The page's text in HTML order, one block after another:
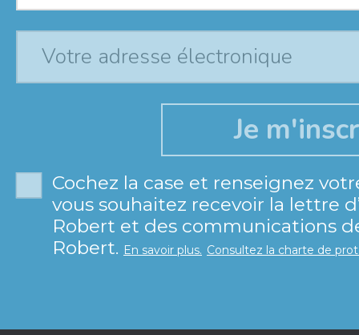
Cochez la case et renseignez
vous souhaitez recevoir la lettre
Robert et des communications
Robert. En savoir plus. Consultez la charte de